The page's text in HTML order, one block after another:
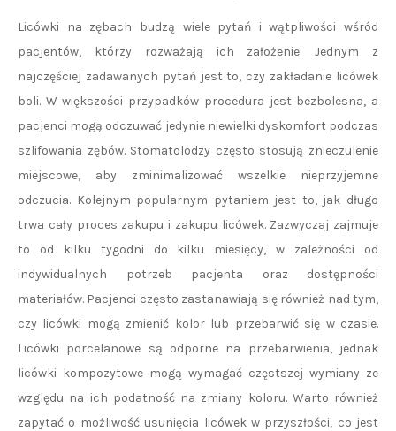
Licówki na zębach budzą wiele pytań i wątpliwości wśród
pacjentów, którzy rozważają ich założenie. Jednym z
najczęściej zadawanych pytań jest to, czy zakładanie licówek
boli. W większości przypadków procedura jest bezbolesna, a
pacjenci mogą odczuwać jedynie niewielki dyskomfort podczas
szlifowania zębów. Stomatolodzy często stosują znieczulenie
miejscowe, aby zminimalizować wszelkie nieprzyjemne
odczucia. Kolejnym popularnym pytaniem jest to, jak długo
trwa cały proces zakupu i zakupu licówek. Zazwyczaj zajmuje
to od kilku tygodni do kilku miesięcy, w zależności od
indywidualnych potrzeb pacjenta oraz dostępności
materiałów. Pacjenci często zastanawiają się również nad tym,
czy licówki mogą zmienić kolor lub przebarwić się w czasie.
Licówki porcelanowe są odporne na przebarwienia, jednak
licówki kompozytowe mogą wymagać częstszej wymiany ze
względu na ich podatność na zmiany koloru. Warto również
zapytać o możliwość usunięcia licówek w przyszłości, co jest